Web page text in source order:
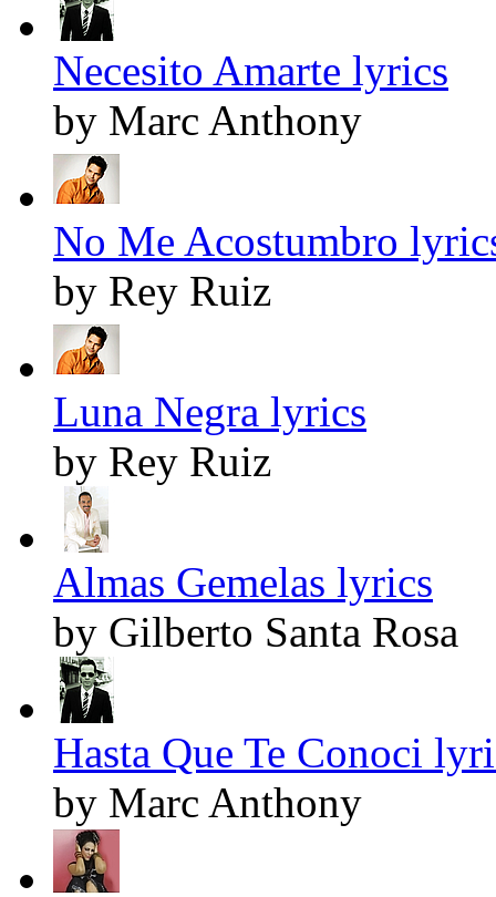
Necesito Amarte lyrics
by Marc Anthony
No Me Acostumbro
by Rey Ruiz
Luna Negra lyrics
by Rey Ruiz
Almas Gemelas lyrics
by Gilberto Santa Rosa
Hasta Que Te Conoci
by Marc Anthony